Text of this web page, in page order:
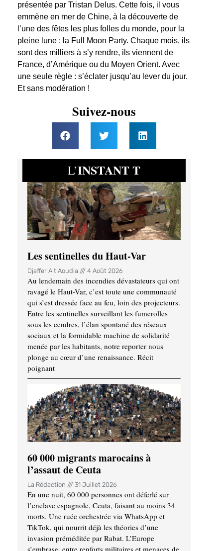
présentée par Tristan Delus. Cette fois, il vous
emmène en mer de Chine, à la découverte de
l’une des fêtes les plus folles du monde, pour la
pleine lune : la Full Moon Party. Chaque mois, ils
sont des milliers à s’y rendre, ils viennent de
France, d’Amérique ou du Moyen Orient. Avec
une seule règle : s’éclater jusqu’au lever du jour.
Et sans modération !
Suivez-nous
L’INSTANT T
Les sentinelles du Haut-Var
Djaffer Ait Aoudia 4 Août 2026
Au lendemain des incendies dévastateurs qui ont
ravagé le Haut-Var, c’est toute une communauté
qui s’est dressée face au feu, loin des projecteurs.
Entre les sentinelles surveillant les fumerolles
sous les cendres, l’élan spontané des réseaux
sociaux et la formidable machine de solidarité
menée par les habitants, notre reporter nous
plonge au cœur d’une renaissance. Récit
poignant
60 000 migrants marocains à
l’assaut de Ceuta
La Rédaction 31 Juillet 2026
En une nuit, 60 000 personnes ont déferlé sur
l’enclave espagnole, Ceuta, faisant au moins 34
morts. Une ruée orchestrée via WhatsApp et
TikTok, qui nourrit déjà les théories d’une
invasion préméditée par Rabat. L’Europe